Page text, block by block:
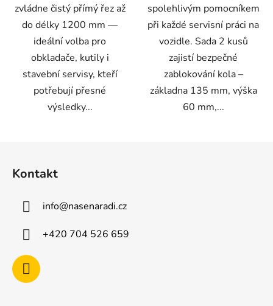
zvládne čistý přímý řez až
do délky 1200 mm —
ideální volba pro
obkladače, kutily i
stavební servisy, kteří
potřebují přesné
výsledky...
spolehlivým pomocníkem
při každé servisní práci na
vozidle. Sada 2 kusů
zajistí bezpečné
zablokování kola –
základna 135 mm, výška
60 mm,...
Kontakt
info@nasenaradi.cz
+420 704 526 659